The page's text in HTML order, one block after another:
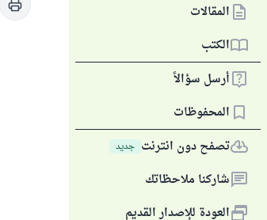
المقالات
الكتب
أرسل سؤالاً
المحفوظات
تصفح دون انترنت جديد
شاركنا ملاحظاتك
العودة للإصدار القديم